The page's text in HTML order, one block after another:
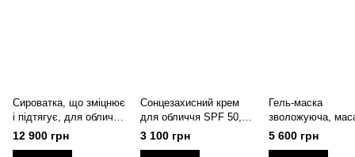
Сироватка, що зміцнює
і підтягує, для обличчя
з антивіковим ефектом
47 мл, Zein Obagi
12 900 грн
Сонцезахисний крем
для обличчя SPF 50,
118 г, Zein Obagi
3 100 грн
Гель-маска
зволожуюча,
з екстрактом
мл, Zein Obagi
5 600 грн